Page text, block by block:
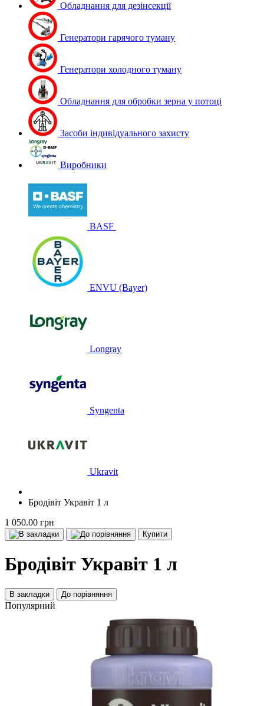
Обладнання для дезінсекції
Генератори гарячого туману
Генератори холодного туману
Обладнання для обробки зерна у потоці
Засоби індивідуального захисту
Виробники
BASF
ENVU (Bayer)
Longray
Syngenta
Ukravit
Бродівіт Укравіт 1 л
1 050.00 грн
Купити
Бродівіт Укравіт 1 л
В закладки До порівняння
Популярний